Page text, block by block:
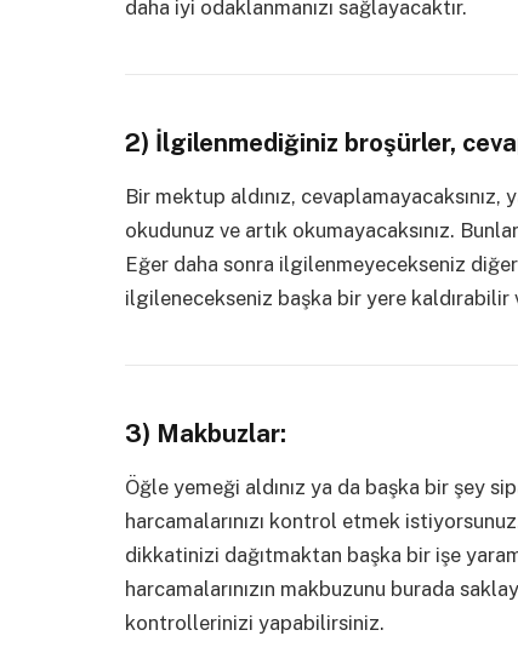
daha iyi odaklanmanızı sağlayacaktır.
2) İlgilenmediğiniz broşürler,
Bir mektup aldınız, cevaplamayacaksınız,
okudunuz ve artık okumayacaksınız.
Eğer daha sonra ilgilenmeyecekseniz
ilgilenecekseniz başka bir yere
3) Makbuzlar:
Öğle yemeği aldınız ya da başka bir şey
harcamalarınızı kontrol etmek
dikkatinizi dağıtmaktan başka bir işe
harcamalarınızın makbuzunu burada
kontrollerinizi yapabilirsiniz.